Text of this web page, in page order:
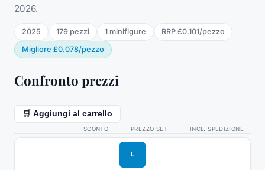
2026.
2025 179 pezzi 1 minifigure RRP £0.101/pezzo
Migliore £0.078/pezzo
Confronto prezzi
🛒 Aggiungi al carrello
SCONTO PREZZO SET INCL. SPEDIZIONE
L